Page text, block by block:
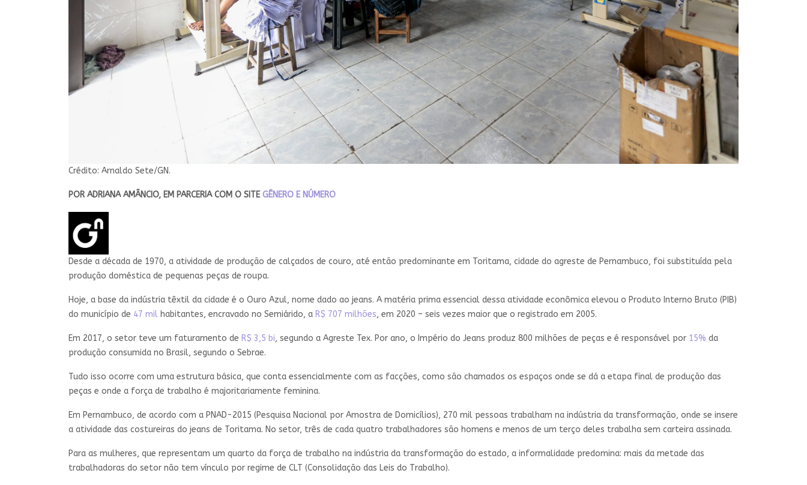
Crédito: Arnaldo Sete/GN.
POR ADRIANA AMÂNCIO, EM PARCERIA COM O SITEGÊNERO E NÚMERO
Desde a década de 1970, a atividade de produção de calçados de couro, até então predominante em Toritama, cidade do agreste de Pernambuco, foi substituída pela
produção doméstica de pequenas peças de roupa.
Hoje, a base da indústria têxtil da cidade é o Ouro Azul, nome dado ao jeans. A matéria prima essencial dessa atividade econômica elevou o Produto Interno Bruto (PIB)
do município de 47 mil habitantes, encravado no Semiárido, a R$ 707 milhões, em 2020 – seis vezes maior que o registrado em 2005.
Em 2017, o setor teve um faturamento de R$ 3,5 bi, segundo a Agreste Tex. Por ano, o Império do Jeans produz 800 milhões de peças e é responsável por 15% da
produção consumida no Brasil, segundo o Sebrae.
Tudo isso ocorre com uma estrutura básica, que conta essencialmente com as facções, como são chamados os espaços onde se dá a etapa final de produção das
peças e onde a força de trabalho é majoritariamente feminina.
Em Pernambuco, de acordo com a PNAD-2015 (Pesquisa Nacional por Amostra de Domicílios), 270 mil pessoas trabalham na indústria da transformação, onde se insere
a atividade das costureiras do jeans de Toritama. No setor, três de cada quatro trabalhadores são homens e menos de um terço deles trabalha sem carteira assinada.
Para as mulheres, que representam um quarto da força de trabalho na indústria da transformação do estado, a informalidade predomina: mais da metade das
trabalhadoras do setor não tem vínculo por regime de CLT (Consolidação das Leis do Trabalho).